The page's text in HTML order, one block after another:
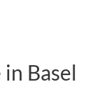
Basel